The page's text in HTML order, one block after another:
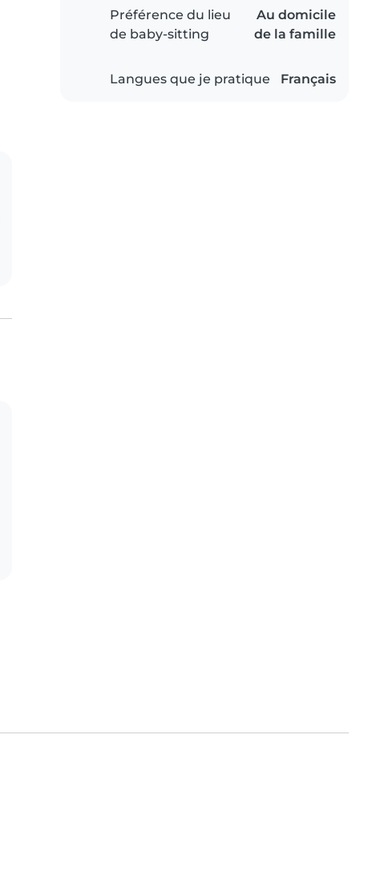
Préférence du lieu
de baby-sitting
Au domicile
de la famille
Langues que je pratique Français